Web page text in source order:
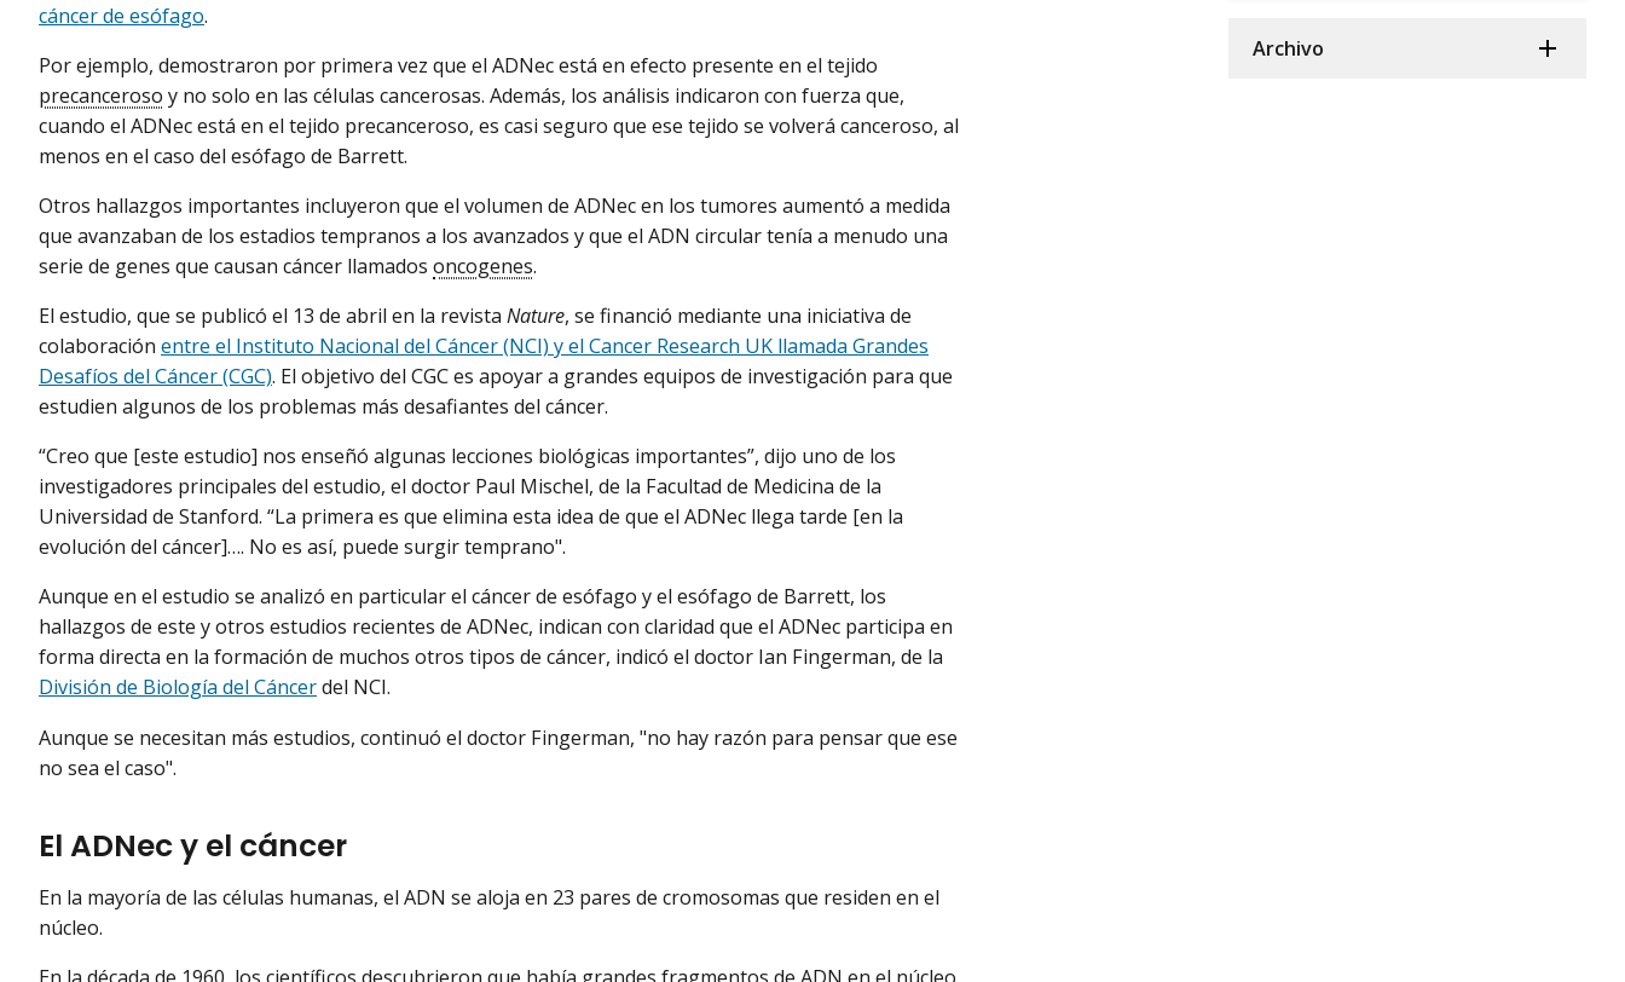
cáncer de esófago.
Por ejemplo, demostraron por primera vez que el ADNec está en efecto presente en el tejido
precanceroso y no solo en las células cancerosas. Además, los análisis indicaron con fuerza que,
cuando el ADNec está en el tejido precanceroso, es casi seguro que ese tejido se volverá canceroso, al
menos en el caso del esófago de Barrett.
Otros hallazgos importantes incluyeron que el volumen de ADNec en los tumores aumentó a medida
que avanzaban de los estadios tempranos a los avanzados y que el ADN circular tenía a menudo una
serie de genes que causan cáncer llamados oncogenes.
El estudio, que se publicó el 13 de abril en la revista Nature, se financió mediante una iniciativa de
colaboración entre el Instituto Nacional del Cáncer (NCI) y el Cancer Research UK llamada Grandes
Desafíos del Cáncer (CGC). El objetivo del CGC es apoyar a grandes equipos de investigación para que
estudien algunos de los problemas más desafiantes del cáncer.
“Creo que [este estudio] nos enseñó algunas lecciones biológicas importantes”, dijo uno de los
investigadores principales del estudio, el doctor Paul Mischel, de la Facultad de Medicina de la
Universidad de Stanford. “La primera es que elimina esta idea de que el ADNec llega tarde [en la
evolución del cáncer]…. No es así, puede surgir temprano".
Aunque en el estudio se analizó en particular el cáncer de esófago y el esófago de Barrett, los
hallazgos de este y otros estudios recientes de ADNec, indican con claridad que el ADNec participa en
forma directa en la formación de muchos otros tipos de cáncer, indicó el doctor Ian Fingerman, de la
División de Biología del Cáncerdel NCI.
Aunque se necesitan más estudios, continuó el doctor Fingerman, "no hay razón para pensar que ese
no sea el caso".
El ADNec y el cáncer
En la mayoría de las células humanas, el ADN se aloja en 23 pares de cromosomas que residen en el
núcleo.
Archivo